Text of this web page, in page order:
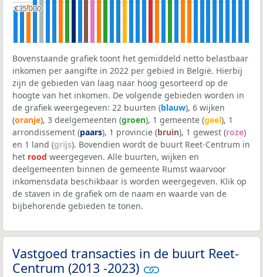
€35.000
€35.000
Bovenstaande grafiek toont het gemiddeld netto belastbaar
inkomen per aangifte in 2022 per gebied in België. Hierbij
zijn de gebieden van laag naar hoog gesorteerd op de
hoogte van het inkomen. De volgende gebieden worden in
de grafiek weergegeven: 22 buurten (blauw), 6 wijken
(oranje), 3 deelgemeenten (groen), 1 gemeente (geel), 1
arrondissement (paars), 1 provincie (bruin), 1 gewest (roze)
en 1 land (grijs). Bovendien wordt de buurt Reet-Centrum in
het rood weergegeven. Alle buurten, wijken en
deelgemeenten binnen de gemeente Rumst waarvoor
inkomensdata beschikbaar is worden weergegeven. Klik op
de staven in de grafiek om de naam en waarde van de
bijbehorende gebieden te tonen.
Vastgoed transacties in de buurt Reet-
Centrum (2013 -2023)